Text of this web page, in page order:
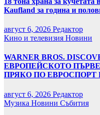
Kaufland за година и
август 6, 2026 Редактор
Кино и телевизия Новини
WARNER BROS.
ЕВРОПЕЙСКОТО
ПРЯКО ПО ЕВРОСПОРТ
август 6, 2026 Редактор
Музика Новини Събития